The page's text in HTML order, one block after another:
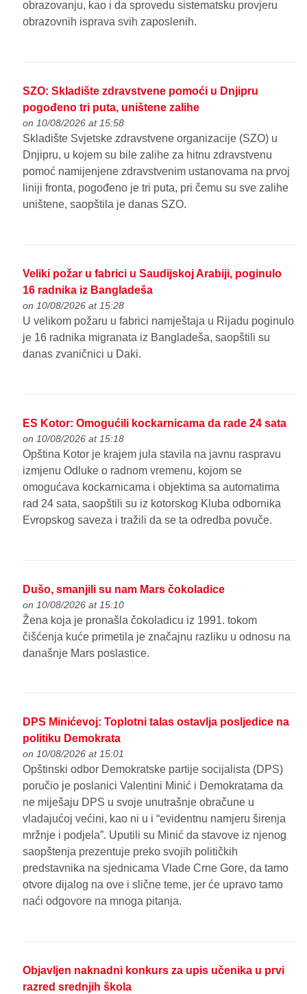
obrazovanju, kao i da sprovedu sistematsku provjeru
obrazovnih isprava svih zaposlenih.
SZO: Skladište zdravstvene pomoći u Dnjipru
pogođeno tri puta, uništene zalihe
on 10/08/2026 at 15:58
Skladište Svjetske zdravstvene organizacije (SZO) u
Dnjipru, u kojem su bile zalihe za hitnu zdravstvenu
pomoć namijenjene zdravstvenim ustanovama na prvoj
liniji fronta, pogođeno je tri puta, pri čemu su sve zalihe
uništene, saopštila je danas SZO.
Veliki požar u fabrici u Saudijskoj Arabiji, poginulo
16 radnika iz Bangladeša
on 10/08/2026 at 15:28
U velikom požaru u fabrici namještaja u Rijadu poginulo
je 16 radnika migranata iz Bangladeša, saopštili su
danas zvaničnici u Daki.
ES Kotor: Omogućili kockarnicama da rade 24 sata
on 10/08/2026 at 15:18
Opština Kotor je krajem jula stavila na javnu raspravu
izmjenu Odluke o radnom vremenu, kojom se
omogućava kockarnicama i objektima sa automatima
rad 24 sata, saopštili su iz kotorskog Kluba odbornika
Evropskog saveza i tražili da se ta odredba povuče.
Dušo, smanjili su nam Mars čokoladice
on 10/08/2026 at 15:10
Žena koja je pronašla čokoladicu iz 1991. tokom
čišćenja kuće primetila je značajnu razliku u odnosu na
današnje Mars poslastice.
DPS Minićevoj: Toplotni talas ostavlja posljedice na
politiku Demokrata
on 10/08/2026 at 15:01
Opštinski odbor Demokratske partije socijalista (DPS)
poručio je poslanici Valentini Minić i Demokratama da
ne miješaju DPS u svoje unutrašnje obračune u
vladajućoj većini, kao ni u i “evidentnu namjeru širenja
mržnje i podjela”. Uputili su Minić da stavove iz njenog
saopštenja prezentuje preko svojih političkih
predstavnika na sjednicama Vlade Crne Gore, da tamo
otvore dijalog na ove i slične teme, jer će upravo tamo
naći odgovore na mnoga pitanja.
Objavljen naknadni konkurs za upis učenika u prvi
razred srednjih škola